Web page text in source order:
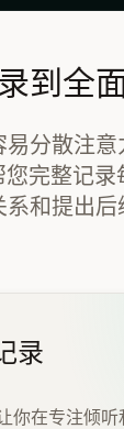
到全
分散注
完整记录
和提出后
录
你在专注倾听